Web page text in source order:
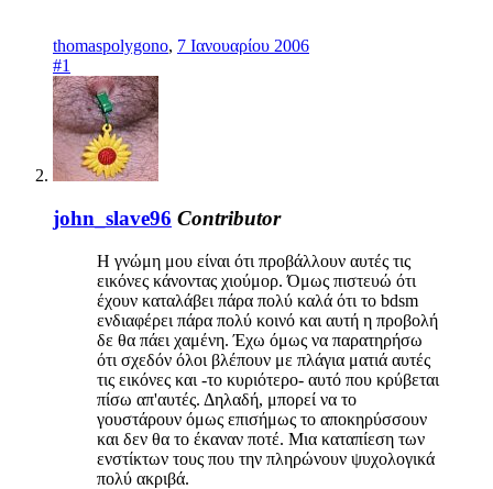
thomaspolygono, 7 Ιανουαρίου 2006
#1
john_slave96 Contributor
Η γνώμη μου είναι ότι προβάλλουν αυτές τις
εικόνες κάνοντας χιούμορ. Όμως πιστευώ ότι
έχουν καταλάβει πάρα πολύ καλά ότι το bdsm
ενδιαφέρει πάρα πολύ κοινό και αυτή η προβολή
δε θα πάει χαμένη. Έχω όμως να παρατηρήσω
ότι σχεδόν όλοι βλέπουν με πλάγια ματιά αυτές
τις εικόνες και -το κυριότερο- αυτό που κρύβεται
πίσω απ'αυτές. Δηλαδή, μπορεί να το
γουστάρουν όμως επισήμως το αποκηρύσσουν
και δεν θα το έκαναν ποτέ. Μια καταπίεση των
ενστίκτων τους που την πληρώνουν ψυχολογικά
πολύ ακριβά.